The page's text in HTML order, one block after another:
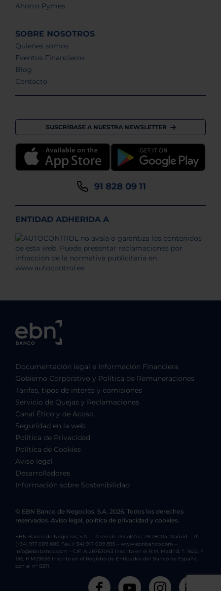
Ahorro Pymes
SOBRE NOSOTROS
Quienes somos
Eventos Financieros
Blog
Contacto
SUSCRÍBASE A NUESTRA NEWSLETTER
91 828 09 11
ENTIDAD ADHERIDA A
Documentación legal e Información Financiera
Gobierno Corporativo y Política de Remuneraciones
Tarifas, tipos de interés y comisiones
Servicio de Quejas y Reclamaciones
Canal Ético y de Acoso
Seguridad en la web
Política de Privacidad
Política de Cookies
Aviso legal
Desarrolladores
Información sobre Sostenibilidad
© EBN Banco de Negocios, S.A. 2026. Todos los derechos
reservados. Aviso legal, política de privacidad y cookies.
EBN Banco de Negocios, S.A. – Paseo de Recoletos, 29 28004 Madrid – Tf.
(+34) 917 009 800 Fax. (+34) 917 009 895 – www.ebnbanco.com –
info@ebnbanco.com – CIF: A-28763043 Inscrito en el R.M. Madrid, T. 1622, F.
136, H.M29636 Inscrito en el Registro de Entidades del Banco de España
con el nº 0211